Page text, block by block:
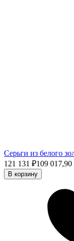
Серьги из белого
121 131 ₽109 017,90
В корзину